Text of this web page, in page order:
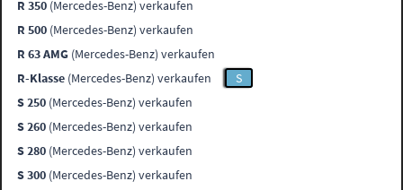
R 350 (Mercedes-Benz) verkaufen
R 500 (Mercedes-Benz) verkaufen
R 63 AMG (Mercedes-Benz) verkaufen
R-Klasse (Mercedes-Benz) verkaufen
S
S 250 (Mercedes-Benz) verkaufen
S 260 (Mercedes-Benz) verkaufen
S 280 (Mercedes-Benz) verkaufen
S 300 (Mercedes-Benz) verkaufen